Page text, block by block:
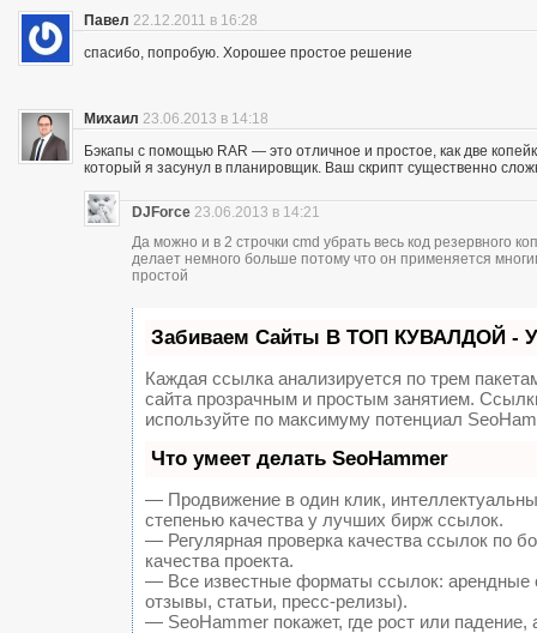
Павел 22.12.2011 в 16:28
спасибо, попробую. Хорошее простое решение
Михаил 23.06.2013 в 14:18
Бэкапы с помощью RAR — это отличное и простое, как две
который я засунул в планировщик. Ваш скрипт существенно
DJForce 23.06.2013 в 14:21
Да можно и в 2 строчки cmd убрать весь код резервного
делает немного больше потому что он применяется
простой
Забиваем Сайты В ТОП КУВАЛДОЙ -
Каждая ссылка анализируется по трем
сайта прозрачным и простым занятием.
используйте по максимуму потенциал
Что умеет делать SeoHammer
— Продвижение в один клик,
степенью качества у лучших бирж ссылок.
— Регулярная проверка качества ссылок по
качества проекта.
— Все известные форматы ссылок: арендные
отзывы, статьи, пресс-релизы).
— SeoHammer покажет, где рост или